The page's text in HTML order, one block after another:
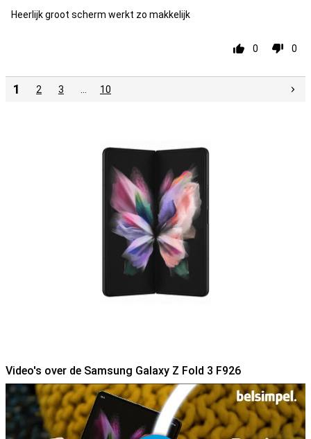
Heerlijk groot scherm werkt zo makkelijk
0 0
1 2 3 10
Video's over de Samsung Galaxy Z Fold 3 F926